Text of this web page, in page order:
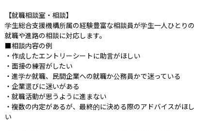
【就職相談室・相談】
学生総合支援機構所属の経験豊富な相談員が学生一人ひとりの
就職や進路の相談に対応します。
■相談内容の例
・作成したエントリーシートに助言がほしい
・面接の練習がしたい
・進学か就職、民間企業への就職か公務員かで迷っている
・企業選びに迷いがある
・就職活動が思うように進まない
・複数の内定があるが、最終的に決める際のアドバイスがほし
い